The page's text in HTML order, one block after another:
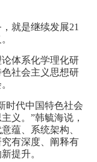
就是继续发展21
体系化学理化研
社会主义思想研
时代中国特色社会
义。”韩毓海说，
蕴、系统架构、
有深度、阐释有
提升。